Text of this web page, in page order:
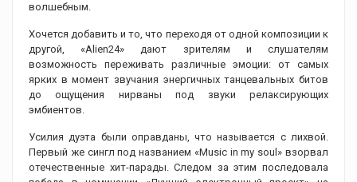
волшебным.
Хочется добавить и то, что переходя от одной композиции к
другой, «Alien24» дают зрителям и слушателям
возможность переживать различные эмоции: от самых
ярких в момент звучания энергичных танцевальных битов
до ощущения нирваны под звуки релаксирующих
эмбиентов.
Усилия дуэта были оправданы, что называется с лихвой.
Первый же сингл под названием «Music in my soul» взорвал
отечественные хит-парады. Следом за этим последовала